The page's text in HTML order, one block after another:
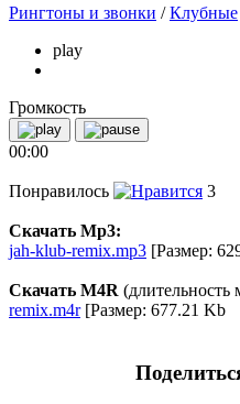
Рингтоны и звонки /Клубные
play
Громкость
00:00
Понравилось 3
Скачать Mp3:
jah-klub-remix.mp3 [Размер:
Скачать M4R (длительность
remix.m4r[Размер: 677.21 Kb